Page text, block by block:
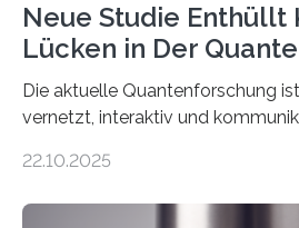
Neue Studie
Lücken in Der
Die aktuelle Quantenforschung
vernetzt, interaktiv und
oft von Autor*innen, die eng
22.10.2025